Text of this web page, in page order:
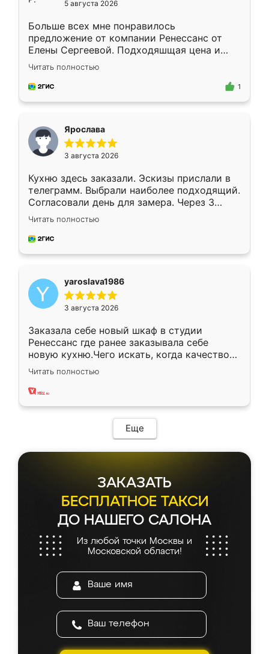
5 августа 2026
Больше всех мне понравилось
предложение от компании Ренессанс от
Елены Сергеевой. Подходяшщая цена и
короткие сроки изготовления. Приехавший
для замера сотрудник Владислав
предложил по моему эскизу самый
Читать полностью
1
Ярослава
3 августа 2026
Кухню здесь заказали. Эскизы прислали в
телеграмм. Выбрали наиболее подходящий.
Согласовали день для замера. Через 3
недели кухня была уже готова. Остались
довольны работой. Спасибо Ренессанс
мебель за качественную работу!
Читать полностью
yaroslava1986
3 августа 2026
Заказала себе новый шкаф в студии
Ренессанс где ранее заказывала себе
новую кухню.Чего искать, когда качеством
вполне довольна. Служит кухня уже почти
два года, нареканий нет.
Читать полностью
Еще
ЗАКАЗАТЬ
БЕСПЛАТНОЕ ТАКСИ
ДО НАШЕГО САЛОНА
Из любой точки Москвы и
Московской области!